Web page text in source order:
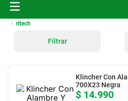
ritech
Filtrar
$ 14.990
Klincher Con
700X23 Negra